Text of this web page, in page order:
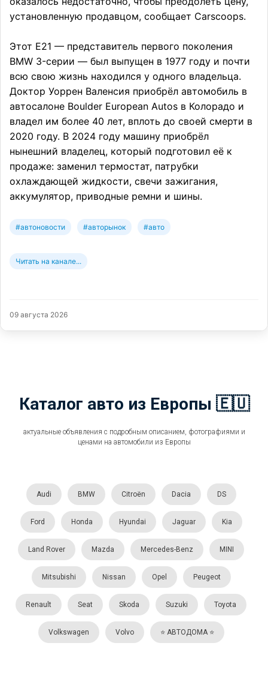
установленную продавцом, сообщает Carscoops.
Этот E21 — представитель первого поколения
BMW 3-серии — был выпущен в 1977 году и почти
всю свою жизнь находился у одного владельца.
Доктор Уоррен Валенсия приобрёл автомобиль в
автосалоне Boulder European Autos в Колорадо и
владел им более 40 лет, вплоть до своей смерти в
2020 году. В 2024 году машину приобрёл
нынешний владелец, который подготовил её к
продаже: заменил термостат, патрубки
охлаждающей жидкости, свечи зажигания,
аккумулятор, приводные ремни и шины.
#автоновости #авторынок #авто
Читать на канале...
09 августа 2026
Каталог авто из Европы 🇪🇺
актуальные объявления с подробным описанием, фотографиями и
ценами на автомобили из Европы
Audi BMW Citroën Dacia DS
Ford Honda Hyundai Jaguar Kia
Land Rover Mazda Mercedes-Benz MINI
Mitsubishi Nissan Opel Peugeot
Renault Seat Skoda Suzuki Toyota
Volkswagen Volvo ⭐️ АВТОДОМА ⭐️